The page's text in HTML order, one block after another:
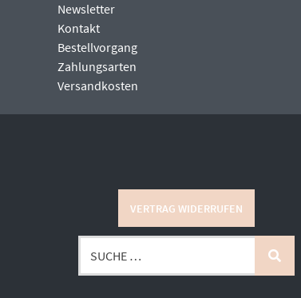
Newsletter
Kontakt
Bestellvorgang
Zahlungsarten
Versandkosten
VERTRAG WIDERRUFEN